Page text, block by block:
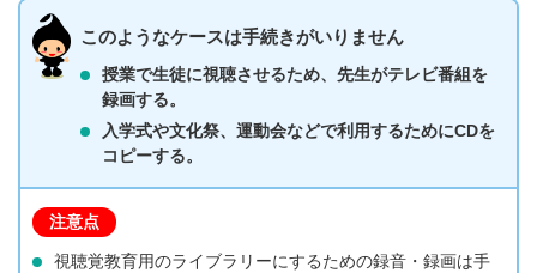
このようなケースは手続きがいりません
授業で生徒に視聴させるため、先生がテレビ番組を
録画する。
入学式や文化祭、運動会などで利用するためにCDを
コピーする。
注意点
視聴覚教育用のライブラリーにするための録音・録画は手